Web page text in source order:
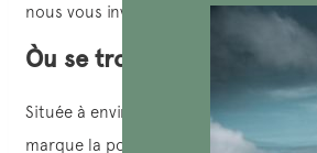
nous vous invitons à lire l’article ci-
Òu se trouve Hoa Binh?
Située à environ 72 km à l’ouest de
marque la porte d’entrée du Nord-